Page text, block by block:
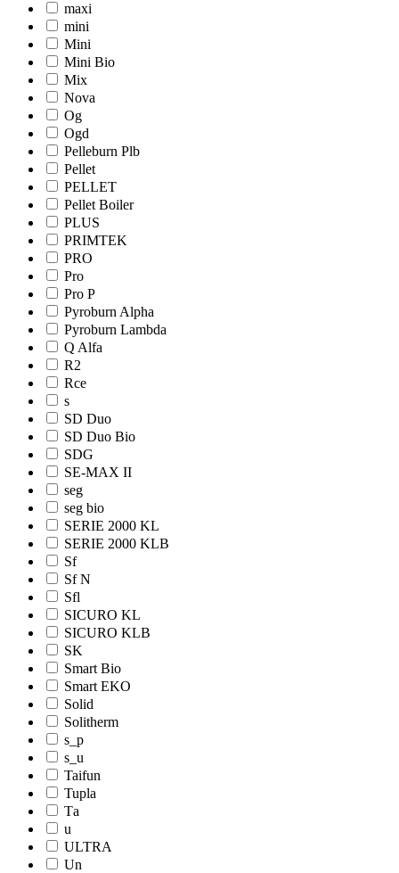
maxi
mini
Mini
Mini Bio
Mix
Nova
Og
Ogd
Pelleburn Plb
Pellet
PELLET
Pellet Boiler
PLUS
PRIMTEK
PRO
Pro
Pro Р
Pyroburn Alpha
Pyroburn Lambda
Q Alfa
R2
Rce
s
SD Duo
SD Duo Bio
SDG
SE-MAX II
seg
seg bio
SERIE 2000 KL
SERIE 2000 KLB
Sf
Sf N
Sfl
SICURO KL
SICURO KLB
SK
Smart Bio
Smart EKO
Solid
Solitherm
s_p
s_u
Taifun
Tupla
Tа
u
ULTRA
Un